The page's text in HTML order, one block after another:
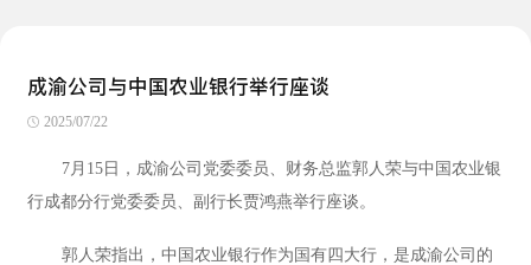
成渝公司与中国农业银行举行座谈
2025/07/22
7月15日，成渝公司党委委员、财务总监郭人荣与中国农业银
行成都分行党委委员、副行长贾鸿燕举行座谈。
郭人荣指出，中国农业银行作为国有四大行，是成渝公司的